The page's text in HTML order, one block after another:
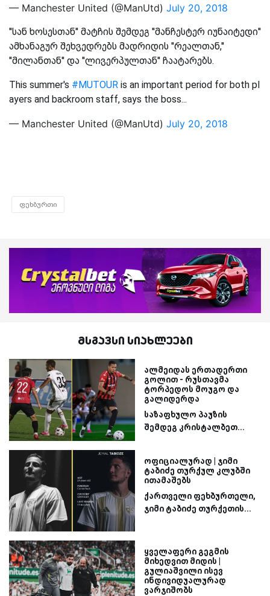
— Manchester United (@ManUtd) July 20, 2018
''სან ხოსესთან'' მატჩის შემდეგ ''მანჩესტერ იუნაიტედი''
ამხანაგურ შეხვედრებს მადრიდის ''რეალთან,''
''მილანთან'' და ''ლივერპულთან'' ჩაატარებს.
This summer's #MUTOUR is an important period for both pl
ayers and backroom staff, says the boss...
— Manchester United (@ManUtd) July 20, 2018
ფეხბურთი
მსგავსი სიახლეები
ალმეიდას ერთადერთი
გოლით - რუსთავმა
ტორპედოს მოუგო და
გალიდერდა
საზაფხულო პაუზის
შემდეგ კრისტალბეთ...
ოფიციალურად | ჯიმი
ტაბიძე თურქულ კლუბში
ითამაშებს
ქართველი ფეხბურთელი,
ჯიმი ტაბიძე თურქეთის...
ყველაფერი გეგმის
მიხედვით მიდის |
გულიაშვილი ისევ
ინდივიდუალურად
ვარჯიშობს